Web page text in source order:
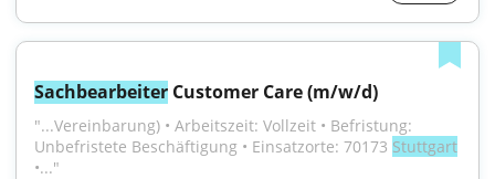
Sachbearbeiter Customer Care (m/w/d)
"...Vereinbarung) • Arbeitszeit: Vollzeit • Befristung:
Unbefristete Beschäftigung • Einsatzorte: 70173 Stuttgart
•..."